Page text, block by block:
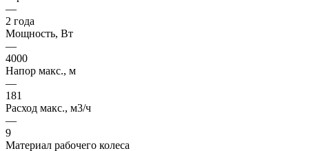
—
2 года
Мощность, Вт
—
4000
Напор макс., м
—
181
Расход макс., м3/ч
—
9
Материал рабочего колеса